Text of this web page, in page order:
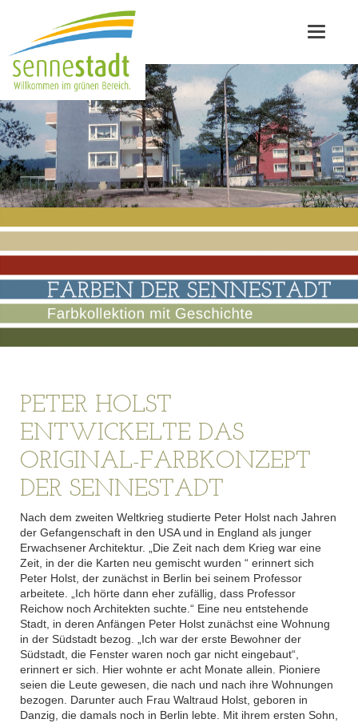
PETER HOLST
ENTWICKELTE DAS
ORIGINAL-FARBKONZEPT
DER SENNESTADT
Nach dem zweiten Weltkrieg studierte Peter Holst nach Jahren
der Gefangenschaft in den USA und in England als junger
Erwachsener Architektur. „Die Zeit nach dem Krieg war eine
Zeit, in der die Karten neu gemischt wurden “ erinnert sich
Peter Holst, der zunächst in Berlin bei seinem Professor
arbeitete. „Ich hörte dann eher zufällig, dass Professor
Reichow noch Architekten suchte.“ Eine neu entstehende
Stadt, in deren Anfängen Peter Holst zunächst eine Wohnung
in der Südstadt bezog. „Ich war der erste Bewohner der
Südstadt, die Fenster waren noch gar nicht eingebaut“,
erinnert er sich. Hier wohnte er acht Monate allein. Pioniere
seien die Leute gewesen, die nach und nach ihre Wohnungen
bezogen. Darunter auch Frau Waltraud Holst, geboren in
Danzig, die damals noch in Berlin lebte. Mit ihrem ersten Sohn,